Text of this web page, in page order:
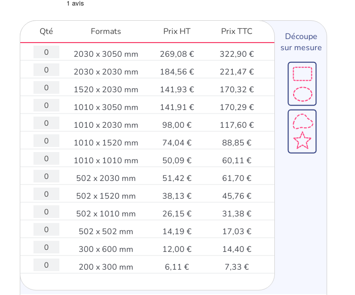
Qté Formats Prix HT Prix TTC
2030 x 3050 mm 269,08 €
322,90 €
2030 x 2030 mm
184,56 €
221,47 €
1520 x 2030 mm
141,93 €
170,32 €
1010 x 3050 mm
141,91 €
170,29 €
1010 x 2030 mm
98,00 €
117,60 €
1010 x 1520 mm
74,04 €
88,85 €
1010 x 1010 mm
50,09 €
60,11 €
502 x 2030 mm
51,42 €
61,70 €
502 x 1520 mm
38,13 €
45,76 €
502 x 1010 mm
26,15 €
31,38 €
502 x 502 mm
14,19 €
17,03 €
300 x 600 mm
12,00 €
14,40 €
200 x 300 mm
6,11 € 7,33 €
Découpe
sur mesure